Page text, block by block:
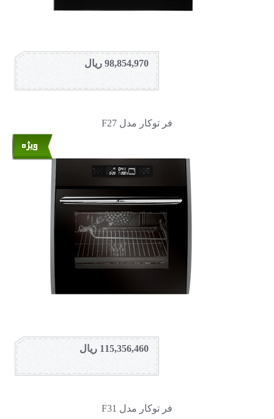
98,854,970 ریال
فر توکار مدل F27
115,356,460 ریال
فر توکار مدل F31